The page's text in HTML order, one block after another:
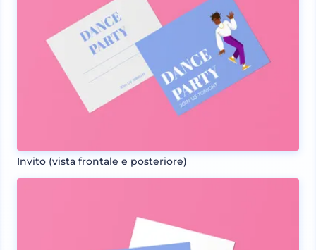
Invito (vista frontale e posteriore)